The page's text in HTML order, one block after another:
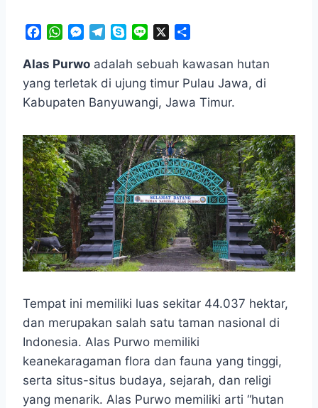
c
e
b
o
k
W
a
t
A
p
M
s
s
e
n
e
r
l
e
r
m
y
p
n
e
a
r
Alas Purwo adalah sebuah kawasan hutan
yang terletak di ujung timur Pulau Jawa, di
Kabupaten Banyuwangi, Jawa Timur.
Tempat ini memiliki luas sekitar 44.037 hektar,
dan merupakan salah satu taman nasional di
Indonesia. Alas Purwo memiliki
keanekaragaman flora dan fauna yang tinggi,
serta situs-situs budaya, sejarah, dan religi
yang menarik. Alas Purwo memiliki arti “hutan